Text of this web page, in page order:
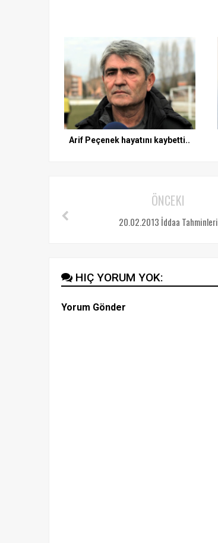
Arif Peçenek hayatını kaybetti..
ÖNCEKI
20.02.2013 İddaa Tahminleri
HIÇ YORUM YOK:
Yorum Gönder